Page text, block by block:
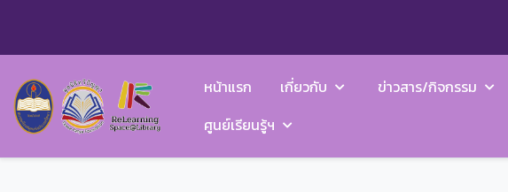
หน้าแรก เกี่ยวกับ ข่าวสาร/กิจกรรม
ศูนย์เรียนรู้ฯ